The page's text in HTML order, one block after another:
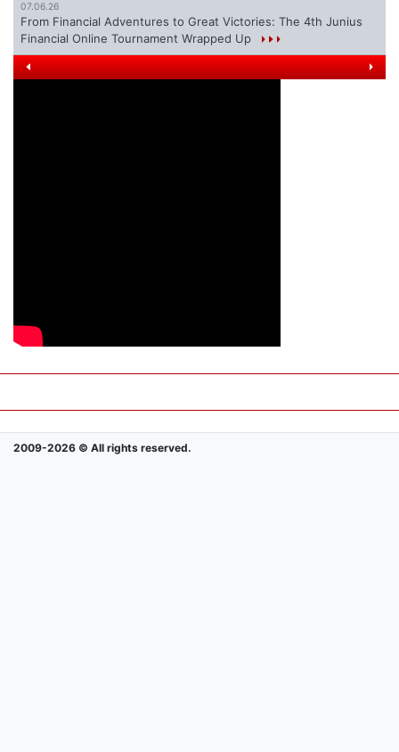
07.06.26
From Financial Adventures to Great Victories: The 4th Junius
Financial Online Tournament Wrapped Up
2009-2026 © All rights reserved.